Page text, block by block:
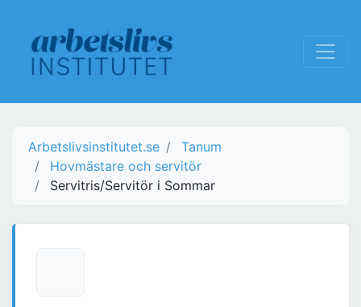
Arbetslivsinstitutet.se
Tanum
Hovmästare och servitör
Servitris/Servitör i Sommar